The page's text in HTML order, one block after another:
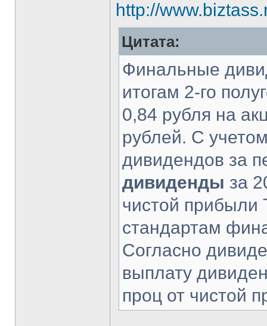
http://
Цитата:
Финальные
итогам 2-го
0,84 рубля на
рублей. С
дивидендов за
дивиденды за
чистой
стандартам
Согласно
выплату
проц от чистой